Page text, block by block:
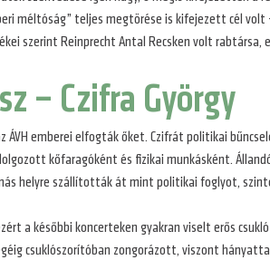
méltóság” teljes megtörése is kifejezett cél
szerint Reinprecht Antal Recsken volt
– Czifra György
emberei elfogták őket. Czifrát politikai
kőfaragóként és fizikai munkásként.
helyre szállították át mint politikai foglyot,
a későbbi koncerteken gyakran viselt erős
csuklószorítóban zongorázott, viszont